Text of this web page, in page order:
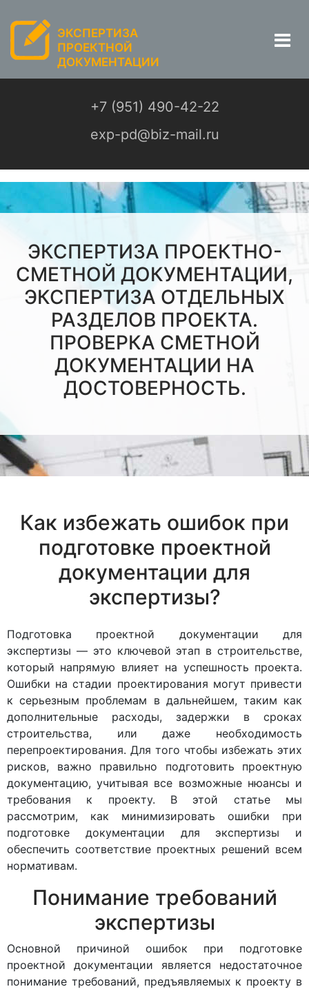
ЭКСПЕРТИЗА
ПРОЕКТНОЙ
ДОКУМЕНТАЦИИ
+7 (951) 490-42-22
exp-pd@biz-mail.ru
ЭКСПЕРТИЗА ПРОЕКТНО-
СМЕТНОЙ ДОКУМЕНТАЦИИ,
ЭКСПЕРТИЗА ОТДЕЛЬНЫХ
РАЗДЕЛОВ ПРОЕКТА.
ПРОВЕРКА СМЕТНОЙ
ДОКУМЕНТАЦИИ НА
ДОСТОВЕРНОСТЬ.
Как избежать ошибок при
подготовке проектной
документации для
экспертизы?
Подготовка проектной документации для
экспертизы — это ключевой этап в строительстве,
который напрямую влияет на успешность проекта.
Ошибки на стадии проектирования могут привести
к серьезным проблемам в дальнейшем, таким как
дополнительные расходы, задержки в сроках
строительства, или даже необходимость
перепроектирования. Для того чтобы избежать этих
рисков, важно правильно подготовить проектную
документацию, учитывая все возможные нюансы и
требования к проекту. В этой статье мы
рассмотрим, как минимизировать ошибки при
подготовке документации для экспертизы и
обеспечить соответствие проектных решений всем
нормативам.
Понимание требований
экспертизы
Основной причиной ошибок при подготовке
проектной документации является недостаточное
понимание требований, предъявляемых к проекту в